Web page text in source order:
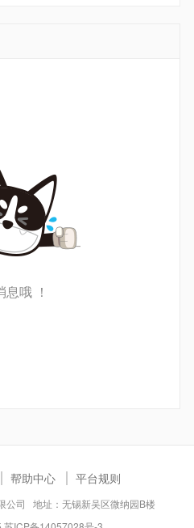
哦 ！
帮助中心 平台规则
公司 地址：无锡新吴区微纳园B楼